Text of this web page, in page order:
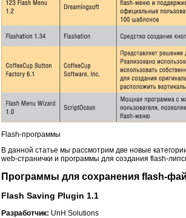
Flash-программы
В данной статье мы рассмотрим две новые
web-странички и программы для создания flash-
Программы для сохранения flash-
Flash Saving Plugin 1.1
Разработчик: UnH Solutions